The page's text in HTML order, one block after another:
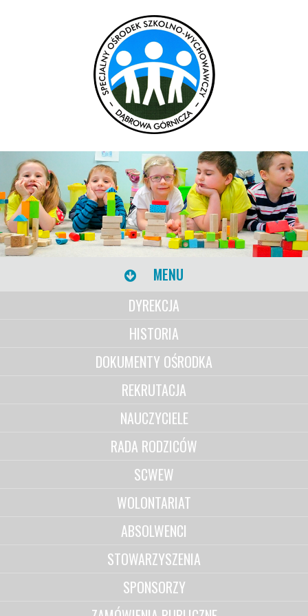
MENU
DYREKCJA
HISTORIA
DOKUMENTY OŚRODKA
REKRUTACJA
NAUCZYCIELE
RADA RODZICÓW
SCWEW
WOLONTARIAT
ABSOLWENCI
STOWARZYSZENIA
SPONSORZY